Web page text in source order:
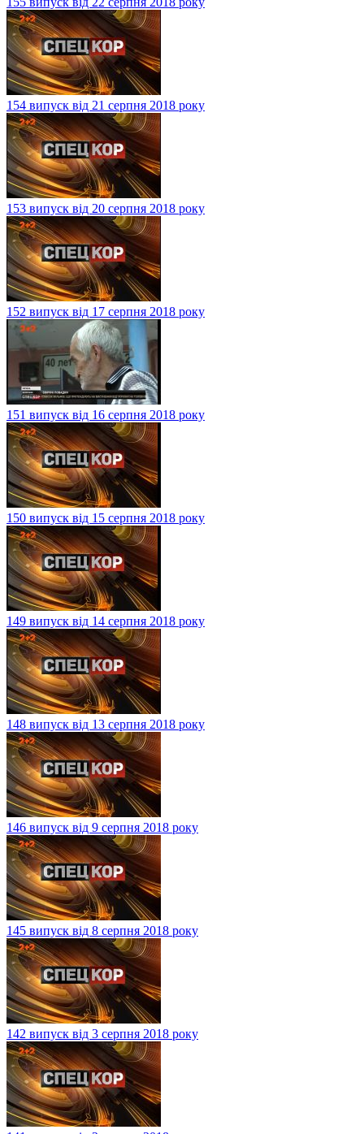
154 випуск від 21 серпня 2018 року
153 випуск від 20 серпня 2018 року
152 випуск від 17 серпня 2018 року
151 випуск від 16 серпня 2018 року
150 випуск від 15 серпня 2018 року
149 випуск від 14 серпня 2018 року
148 випуск від 13 серпня 2018 року
146 випуск від 9 серпня 2018 року
145 випуск від 8 серпня 2018 року
142 випуск від 3 серпня 2018 року